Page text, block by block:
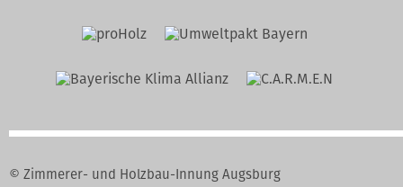
© Zimmerer- und Holzbau-Innung Augsburg